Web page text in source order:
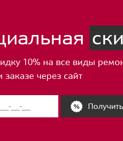
10% на все виды
заказе через сайт